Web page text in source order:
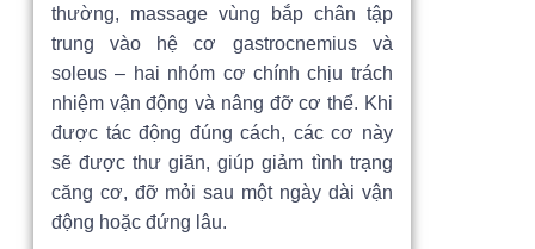
thường, massage vùng bắp chân tập
trung vào hệ cơ gastrocnemius và
soleus – hai nhóm cơ chính chịu trách
nhiệm vận động và nâng đỡ cơ thể. Khi
được tác động đúng cách, các cơ này
sẽ được thư giãn, giúp giảm tình trạng
căng cơ, đỡ mỏi sau một ngày dài vận
động hoặc đứng lâu.